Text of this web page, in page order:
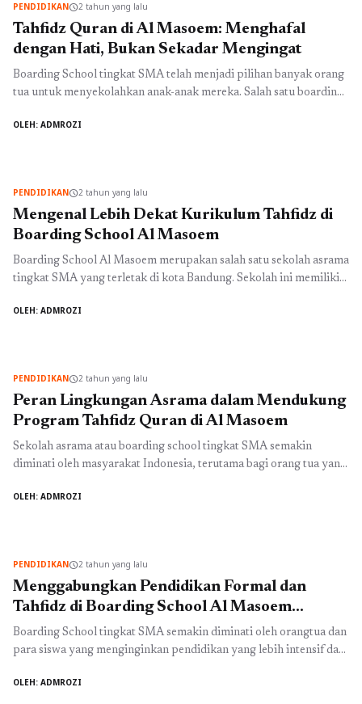
Baca Selengkapnya
PENDIDIKANschedule2 tahun yang lalu
Tahfidz Quran di Al Masoem: Menghafal
dengan Hati, Bukan Sekadar Mengingat
Boarding School tingkat SMA telah menjadi pilihan banyak orang
tua untuk menyekolahkan anak-anak mereka. Salah satu boarding
Masoem Bandung. Dikenal sebagai sekolah asrama Islam, Al
OLEH: ADMROZI
PENDIDIKANschedule2 tahun yang lalu
Mengenal Lebih Dekat Kurikulum Tahfidz di
Boarding School Al Masoem
Boarding School Al Masoem merupakan salah satu sekolah asrama
tingkat SMA yang terletak di kota Bandung. Sekolah ini memiliki
secara khusus ditujukan untuk mendalami dan menghafal Al-
OLEH: ADMROZI
PENDIDIKANschedule2 tahun yang lalu
Peran Lingkungan Asrama dalam Mendukung
Program Tahfidz Quran di Al Masoem
Sekolah asrama atau boarding school tingkat SMA semakin
diminati oleh masyarakat Indonesia, terutama bagi orang tua yang
mereka. Salah satu boarding school ternama adalah Boarding
Selengkapnya
OLEH: ADMROZI
PENDIDIKANschedule2 tahun yang lalu
Menggabungkan Pendidikan Formal dan
Tahfidz di Boarding School Al Masoem
Bandung
Boarding School tingkat SMA semakin diminati oleh orangtua dan
para siswa yang menginginkan pendidikan yang lebih intensif dan
adalah Boarding School Al Masoem Bandung. Sekolah asrama ini
OLEH: ADMROZI